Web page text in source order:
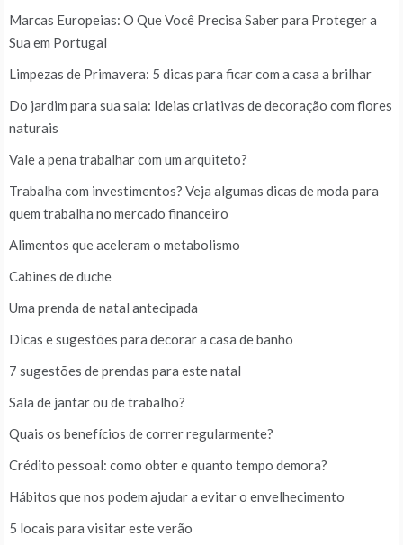
Marcas Europeias: O Que Você Precisa Saber para Proteger a
Sua em Portugal
Limpezas de Primavera: 5 dicas para ficar com a casa a brilhar
Do jardim para sua sala: Ideias criativas de decoração com flores
naturais
Vale a pena trabalhar com um arquiteto?
Trabalha com investimentos? Veja algumas dicas de moda para
quem trabalha no mercado financeiro
Alimentos que aceleram o metabolismo
Cabines de duche
Uma prenda de natal antecipada
Dicas e sugestões para decorar a casa de banho
7 sugestões de prendas para este natal
Sala de jantar ou de trabalho?
Quais os benefícios de correr regularmente?
Crédito pessoal: como obter e quanto tempo demora?
Hábitos que nos podem ajudar a evitar o envelhecimento
5 locais para visitar este verão